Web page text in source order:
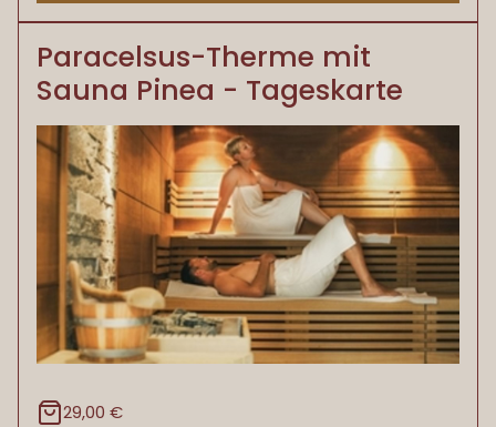
Paracelsus-Therme mit
Sauna Pinea - Tageskarte
29,00 €